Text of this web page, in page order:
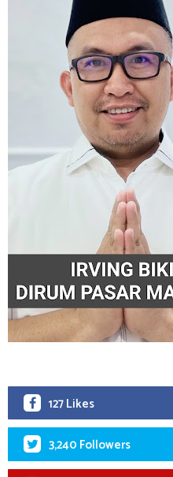
127 Likes
3,240 Followers